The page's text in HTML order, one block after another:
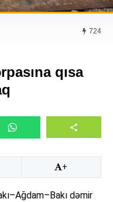
724
qısa
+
dəmir